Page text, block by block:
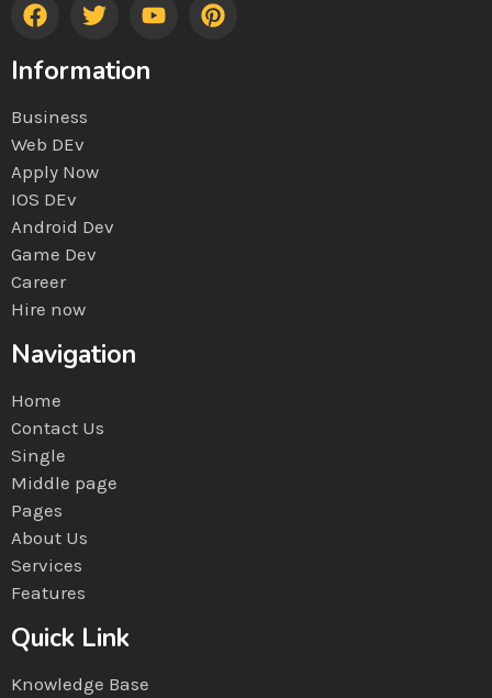
Information
Business
Web DEv
Apply Now
IOS DEv
Android Dev
Game Dev
Career
Hire now
Navigation
Home
Contact Us
Single
Middle page
Pages
About Us
Services
Features
Quick Link
Knowledge Base